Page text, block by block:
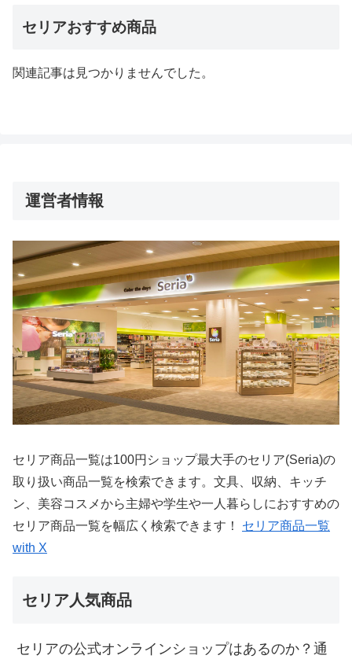
セリアおすすめ商品
関連記事は見つかりませんでした。
運営者情報
セリア商品一覧は100円ショップ最大手のセリア(Seria)の
取り扱い商品一覧を検索できます。文具、収納、キッチ
ン、美容コスメから主婦や学生や一人暮らしにおすすめの
セリア商品一覧を幅広く検索できます！ セリア商品一覧
with X
セリア人気商品
セリアの公式オンラインショップはあるのか？通